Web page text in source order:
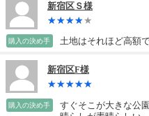
新宿区Ｓ様
購入の決め手 土地はそれほど高額
新宿区F様
購入の決め手
すぐそこが大きな公